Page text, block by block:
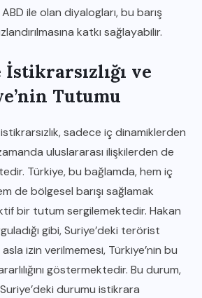
ABD ile olan diyalogları, bu barış
katkı sağlayabilir.
ve
Tutumu
sadece iç dinamiklerden
uluslararası ilişkilerden de
Türkiye, bu bağlamda, hem iç
de bölgesel barışı sağlamak
bir tutum sergilemektedir. Hakan
gibi, Suriye’deki terörist
izin verilmemesi, Türkiye’nin bu
göstermektedir. Bu durum,
durumu istikrara